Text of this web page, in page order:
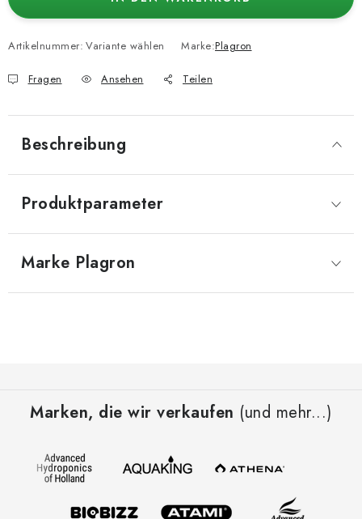
Artikelnummer: Variante wählen Marke:Plagron
Fragen Ansehen Teilen
Beschreibung
Produktparameter
Marke Plagron
Marken, die wir verkaufen (und mehr...)